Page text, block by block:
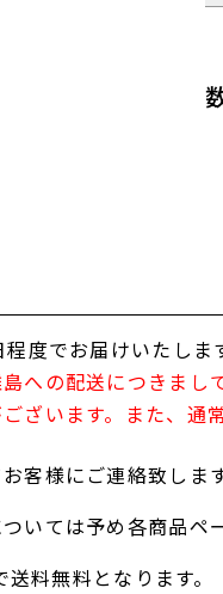
度でお届けいたしま
への配送につきま
ざいます。また、通
客様にご連絡致します
いては予め各商品ペ
料無料となります。